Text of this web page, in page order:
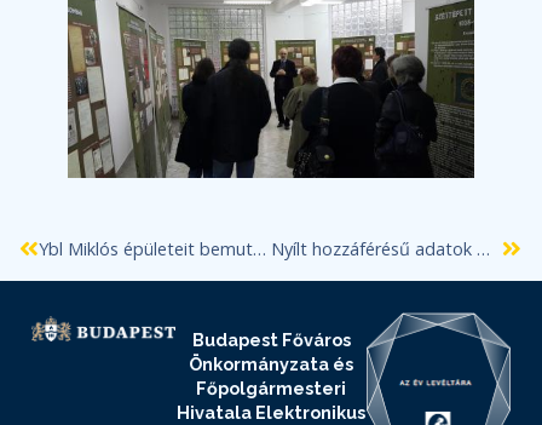
Ybl Miklós épületeit bemutató kiállítás Nagyváradon Nyílt hozzáférésű adatok mint erőforrás a kulturális szférában
Budapest Főváros
Önkormányzata és
Főpolgármesteri
Hivatala Elektronikus